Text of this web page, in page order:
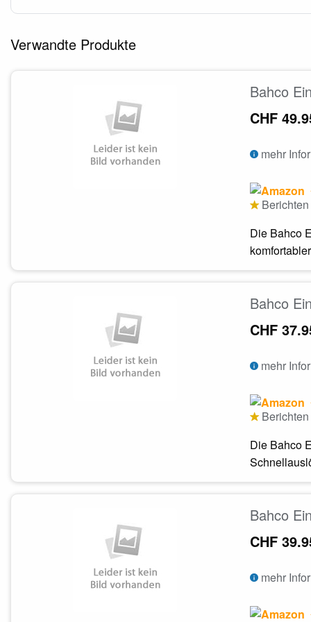
Verwandte Produkte
Bahco
CHF
mehr
Berichten
Die Bahco
Bahco
CHF
mehr
Berichten
Die Bahco
Bahco
CHF
mehr